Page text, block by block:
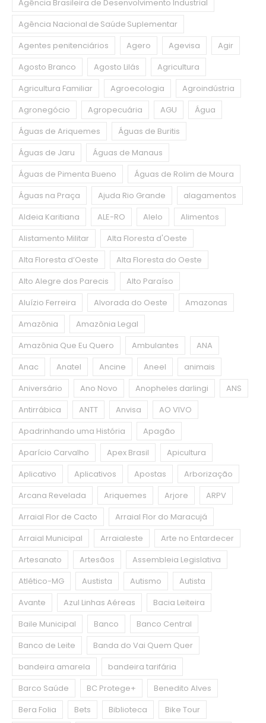
Agência Brasileira de Desenvolvimento Industrial
Agência Nacional de Saúde Suplementar
Agentes penitenciários
Agero Agevisa
Agir
Agosto Branco
Agosto Lilás
Agricultura
Agricultura Familiar
Agroecologia
Agroindústria
Agronegócio
Agropecuária AGU
Água
Águas de Ariquemes
Águas de Buritis
Águas de Jaru
Águas de Manaus
Águas de Pimenta Bueno
Águas de Rolim de Moura
Águas na Praça
Ajuda Rio Grande
alagamentos
Aldeia Karitiana
ALE-RO Alelo
Alimentos
Alistamento Militar
Alta Floresta d'Oeste
Alta Floresta d’Oeste
Alta Floresta do Oeste
Alto Alegre dos Parecis
Alto Paraíso
Aluízio Ferreira
Alvorada do Oeste
Amazonas
Amazônia
Amazônia Legal
Amazônia Que Eu Quero
Ambulantes
ANA
Anac
Anatel Ancine Aneel
animais
Aniversário
Ano Novo Anopheles darlingi
ANS
Antirrábica
ANTT Anvisa
AO VIVO
Apadrinhando uma História
Apagão
Aparício Carvalho
Apex Brasil
Apicultura
Aplicativo
Aplicativos Apostas
Arborização
Arcana Revelada
Ariquemes Arjore
ARPV
Arraial Flor de Cacto
Arraial Flor do Maracujá
Arraial Municipal
Arraialeste
Arte no Entardecer
Artesanato
Artesãos
Assembleia Legislativa
Atlético-MG
Austista Autismo
Autista
Avante
Azul Linhas Aéreas
Bacia Leiteira
Baile Municipal
Banco
Banco Central
Banco de Leite
Banda do Vai Quem Quer
bandeira amarela
bandeira tarifária
Barco Saúde
BC Protege+
Benedito Alves
Bera Folia
Bets Biblioteca
Bike Tour